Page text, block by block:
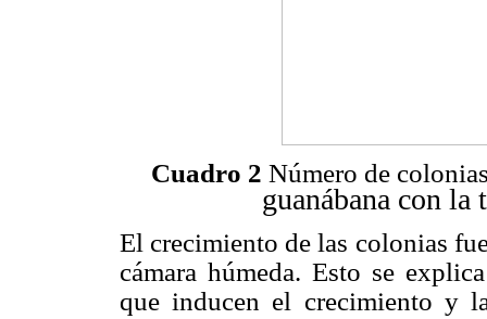
Cuadro 2 Número de
guanábana con la
El crecimiento de las colonias
cámara húmeda. Esto se
que inducen el crecimiento y